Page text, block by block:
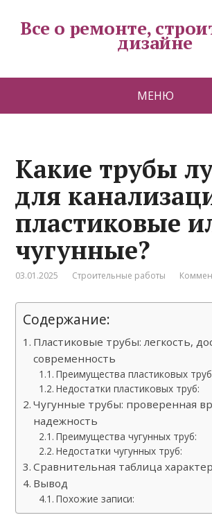
Все о ремонте,
дизайне
МЕНЮ
Какие трубы
для
пластиковые
чугунные?
03.01.2025 Строительные работы
Содержание:
Пластиковые трубы: легкость,
современность
Преимущества пластиковых
Недостатки пластиковых труб:
Чугунные трубы: проверенная
надежность
Преимущества чугунных труб:
Недостатки чугунных труб:
Сравнительная таблица
Вывод
Похожие записи: